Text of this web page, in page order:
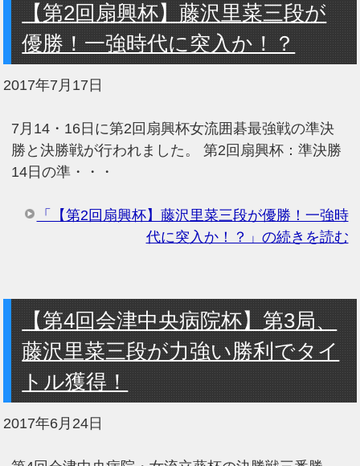
【第2回扇興杯】藤沢里菜三段が
優勝！一強時代に突入か！？
2017年7月17日
7月14・16日に第2回扇興杯女流囲碁最強戦の準決
勝と決勝戦が行われました。 第2回扇興杯：準決勝
14日の準・・・
「【第2回扇興杯】藤沢里菜三段が優勝！一強時
代に突入か！？」の続きを読む
【第4回会津中央病院杯】第3局、
藤沢里菜三段が力強い勝利でタイ
トル獲得！
2017年6月24日